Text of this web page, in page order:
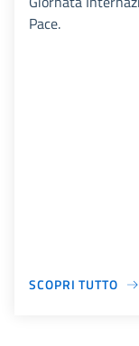
Pace.
SCOPRI TUTTO